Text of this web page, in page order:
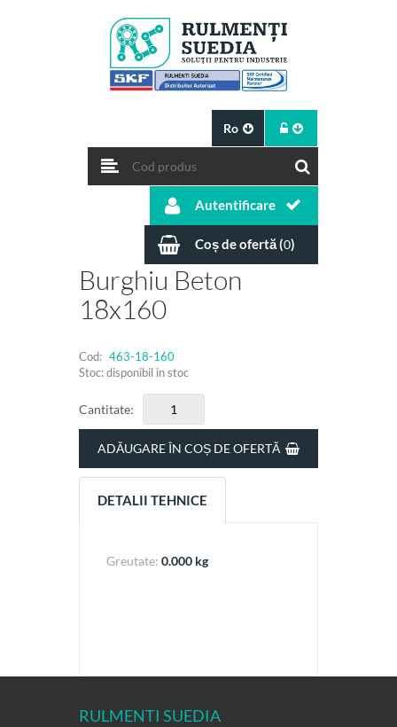
Ro
Autentificare
Coș de ofertă (0)
Burghiu Beton
18x160
Cod: 463-18-160
Stoc: disponibil in stoc
Cantitate:
DETALII TEHNICE
Greutate: 0.000 kg
RULMENTI SUEDIA